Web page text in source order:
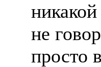
не
просто